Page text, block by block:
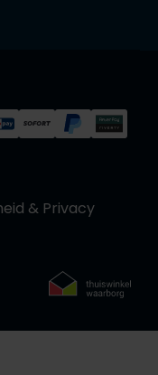
& Privacy